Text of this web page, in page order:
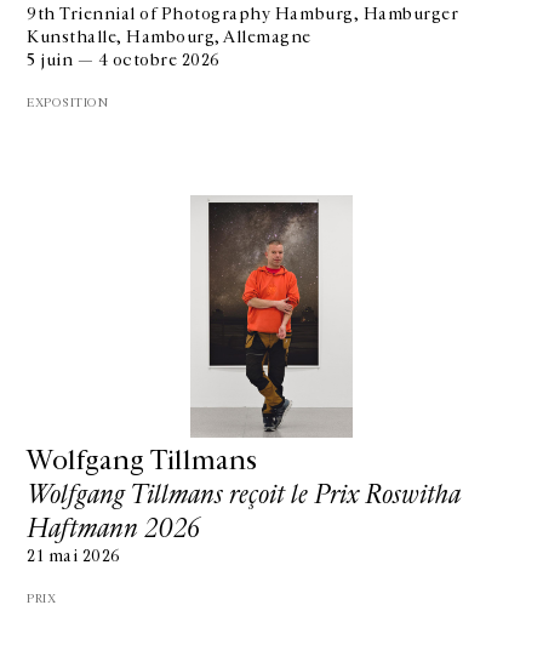
9th Triennial of Photography Hamburg, Hamburger
Kunsthalle, Hambourg, Allemagne
5 juin — 4 octobre 2026
EXPOSITION
Wolfgang Tillmans
Wolfgang Tillmans reçoit le Prix Roswitha
Haftmann 2026
21 mai 2026
PRIX